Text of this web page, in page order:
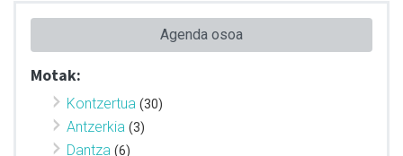
Agenda osoa
Motak:
Kontzertua (30)
Antzerkia (3)
Dantza (6)